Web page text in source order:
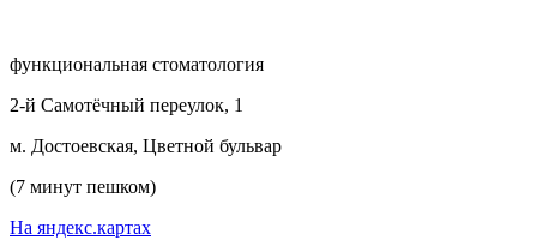
функциональная стоматология
2-й Самотёчный переулок, 1
м. Достоевская, Цветной бульвар
(7 минут пешком)
На яндекс.картах